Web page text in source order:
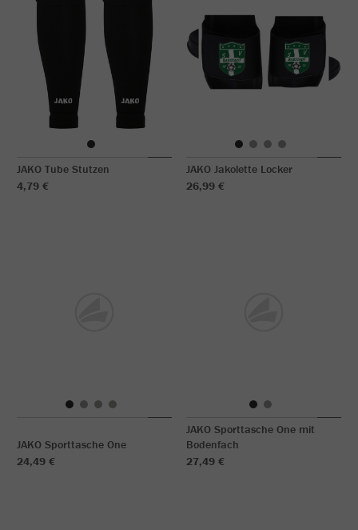
JAKO Tube Stutzen
4,79 €
JAKO Jakolette Locker
26,99 €
JAKO Sporttasche One
24,49 €
JAKO Sporttasche One mit
Bodenfach
27,49 €